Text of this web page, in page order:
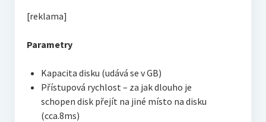
[reklama]
Parametry
Kapacita disku (udává se v GB)
Přístupová rychlost – za jak dlouho je
schopen disk přejít na jiné místo na disku
(cca.8ms)